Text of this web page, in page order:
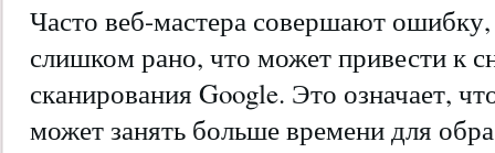
Часто веб-мастера совершают ошибку,
слишком рано, что может привести к
сканирования Google. Это означает,
может занять больше времени для